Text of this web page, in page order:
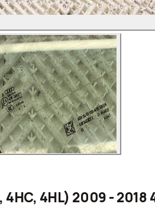
4HL) 2009 - 2018